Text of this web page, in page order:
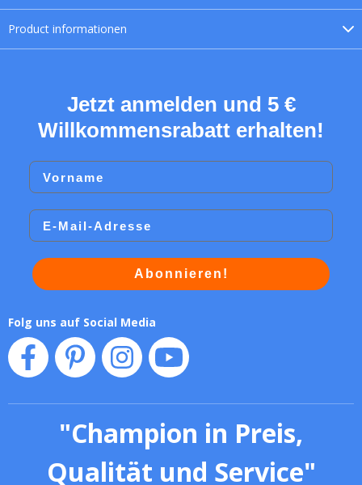
Product informationen
Jetzt anmelden und 5 €
Willkommensrabatt erhalten!
Vorname
Email
Abonnieren!
Folg uns auf Social Media
"Champion in Preis,
Qualität und Service"